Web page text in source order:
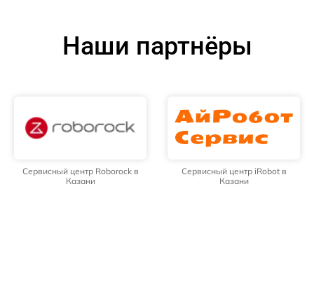
Наши партнёры
Сервисный центр Roborock в
Казани
Сервисный центр iRobot в
Казани